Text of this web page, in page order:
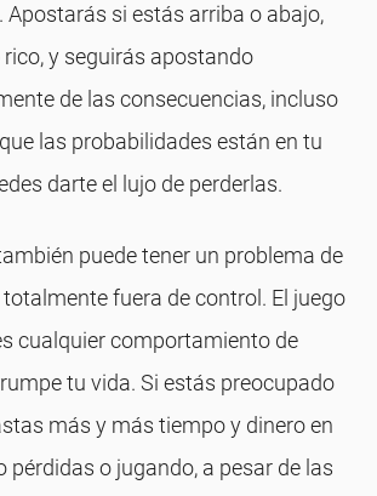
Apostarás si estás arriba o abajo,
y seguirás apostando
de las consecuencias, incluso
las probabilidades están en tu
darte el lujo de perderlas.
puede tener un problema de
fuera de control. El juego
cualquier comportamiento de
tu vida. Si estás preocupado
más y más tiempo y dinero en
pérdidas o jugando, a pesar de las